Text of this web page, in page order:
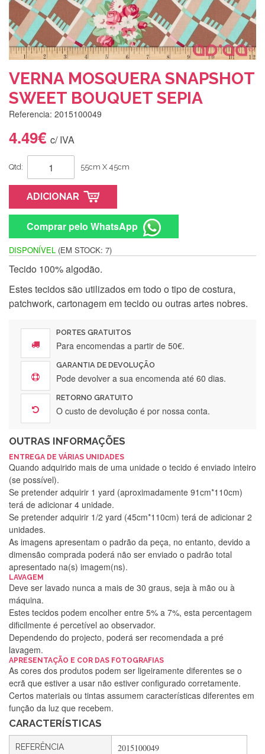
VERNA MOSQUERA SNAPSHOT
SWEET BOUQUET SEPIA
Referencia: 2015100049
4.49€ c/ IVA
Qtd: 55cm X 45cm
ADICIONAR
Comprar pelo WhatsApp
DISPONÍVEL (EM STOCK: 7)
Tecido 100% algodão.
Estes tecidos são utilizados em todo o tipo de costura,
patchwork, cartonagem em tecido ou outras artes nobres.
PORTES GRATUITOS
Para encomendas a partir de 50€.
GARANTIA DE DEVOLUÇÃO
Pode devolver a sua encomenda até 60 dias.
RETORNO GRATUITO
O custo de devolução é por nossa conta.
OUTRAS INFORMAÇÕES
ENTREGA DE VÁRIAS UNIDADES
Quando adquirido mais de uma unidade o tecido é enviado inteiro
(se possível).
Se pretender adquirir 1 yard (aproximadamente 91cm*110cm)
terá de adicionar 4 unidade.
Se pretender adquirir 1/2 yard (45cm*110cm) terá de adicionar 2
unidades.
As imagens apresentam o padrão da peça, no entanto, devido a
dimensão comprada poderá não ser enviado o padrão total
apresentado na(s) imagem(ns).
LAVAGEM
Deve ser lavado nunca a mais de 30 graus, seja à mão ou à
máquina.
Estes tecidos podem encolher entre 5% a 7%, esta percentagem
dificilmente é percetível ao observador.
Dependendo do projecto, poderá ser recomendada a pré
lavagem.
APRESENTAÇÃO E COR DAS FOTOGRAFIAS
As cores dos produtos podem ser ligeiramente diferentes se o
ecrã que estiver a usar não estiver configurado corretamente.
Certos materiais ou tintas assumem características diferentes em
função da luz que recebem.
CARACTERÍSTICAS
REFERÊNCIA 2015100049
Silvia Lopes
Encomenda direitinha. Rapidez e segurança. Volto a
encomendar.
Silvia André